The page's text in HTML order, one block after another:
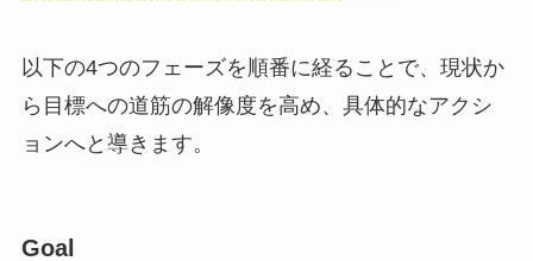
以下の4つのフェーズを順番に経ることで、現状か
ら目標への道筋の解像度を高め、具体的なアクシ
ョンへと導きます。
Goal